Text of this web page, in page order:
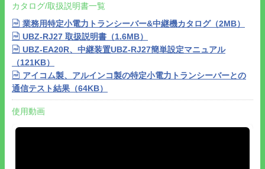
・3段階のスケルチ設定機能
・誤操作を防止するキーロック機能
・TOT Pre Alert機能
●別売りのレピーターリンクコードDG-3WO-0276と組み合わせ
ることで本製品を2台まで連結させて、建物に遮られて電波の届
かない2つの地点間での通話を行うことが出来る拡張連結レピー
ターモードが使用できます。
●通信距離を拡張できる無線機は以下の通りです。
・UBZ-S20
カタログ/取扱説明書一覧
業務用特定小電力トランシーバー&中継機カタログ（2MB）
UBZ-RJ27 取扱説明書（1.6MB）
UBZ-EA20R、中継装置UBZ-RJ27簡単設定マニュアル
（121KB）
アイコム製、アルインコ製の特定小電力トランシーバーとの
通信テスト結果（64KB）
使用動画